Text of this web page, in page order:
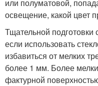
или полуматовой,
освещение, какой цвет
Тщательной подготовки
если использовать
избавиться от мелких
более 1 мм. Более
фактурной